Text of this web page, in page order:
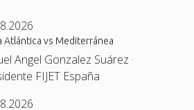
Atlántica vs Mediterránea
Angel Gonzalez Suárez ·
FIJET España